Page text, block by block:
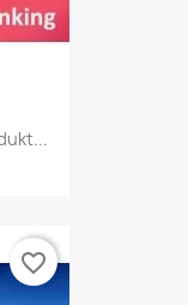
favorite_border